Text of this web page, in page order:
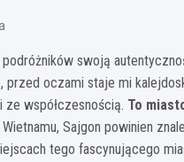
swoją
przed oczami staje mi
ze współczesnością. To
Sajgon powinien
tego fascynującego